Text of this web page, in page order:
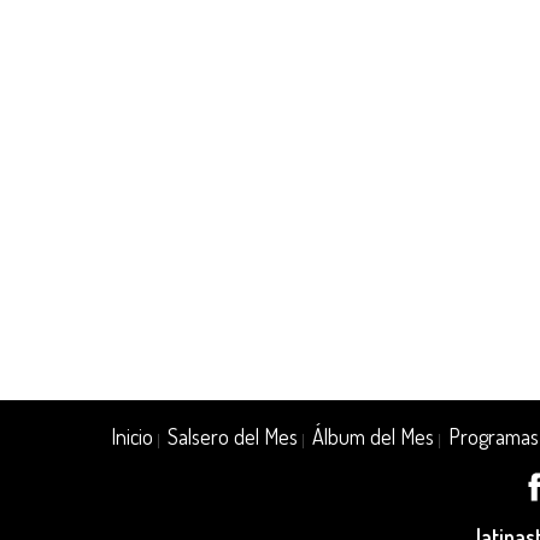
Inicio |Salsero del Mes |Álbum del Mes Programas